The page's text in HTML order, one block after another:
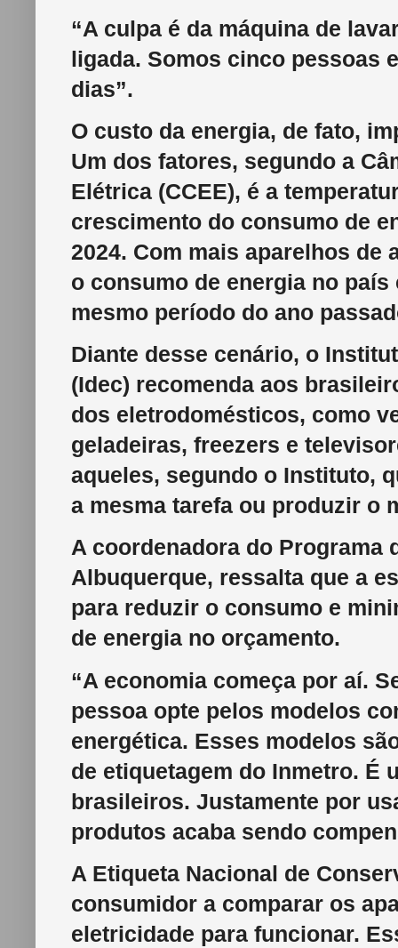
“A culpa é da máquina de
ligada. Somos cinco pessoas
dias”.
O custo da energia, de fato,
Um dos fatores, segundo a
Elétrica (CCEE), é a
crescimento do consumo de
2024. Com mais aparelhos
o consumo de energia no
mesmo período do ano
Diante desse cenário, o
(Idec) recomenda aos
dos eletrodomésticos, como
geladeiras, freezers e
aqueles, segundo o Instituto,
a mesma tarefa ou produzir o
A coordenadora do Programa
Albuquerque, ressalta que a
para reduzir o consumo e
de energia no orçamento.
“A economia começa por aí.
pessoa opte pelos modelos
energética. Esses modelos
de etiquetagem do Inmetro. É
brasileiros. Justamente por
produtos acaba sendo
A Etiqueta Nacional de
consumidor a comparar os
eletricidade para funcionar.